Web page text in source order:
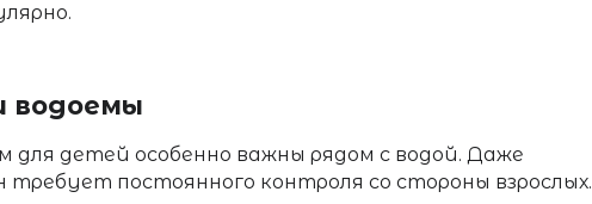
водоемы
для детей особенно важны рядом с водой. Даже
требует постоянного контроля со стороны взрослых.